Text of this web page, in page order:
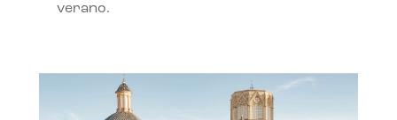
verano.